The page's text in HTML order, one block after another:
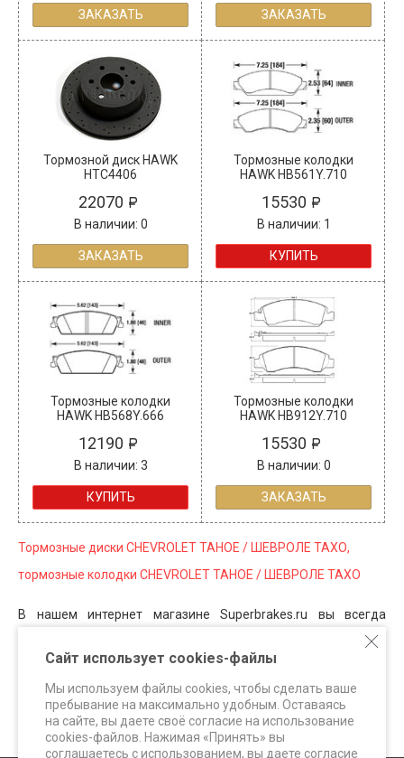
ЗАКАЗАТЬ ЗАКАЗАТЬ
Тормозной диск HAWK
HTC4406
22070
В наличии: 0
ЗАКАЗАТЬ
Тормозные колодки
HAWK HB561Y.710
15530
В наличии: 1
КУПИТЬ
Тормозные колодки
HAWK HB568Y.666
12190
В наличии: 3
КУПИТЬ
Тормозные колодки
HAWK HB912Y.710
15530
В наличии: 0
ЗАКАЗАТЬ
Тормозные диски CHEVROLET TAHOE / ШЕВРОЛЕ ТАХО,
тормозные колодки CHEVROLET TAHOE / ШЕВРОЛЕ ТАХО
В нашем интернет магазине Superbrakes.ru вы всегда
можете приобрести для автомобилей CHEVROLET
тормозные диски CHEVROLET TAHOE, тормозные колодки
CHEVROLET TAHOE, тормозные системы CHEVROLET TAHOE и
элементы подвески WHITELINE.
Сайт использует cookies-файлы
Мы используем файлы cookies, чтобы сделать ваше
пребывание на максимально удобным. Оставаясь
на сайте, вы даете своё согласие на использование
cookies-файлов. Нажимая «Принять» вы
соглашаетесь с использованием, вы даете согласие